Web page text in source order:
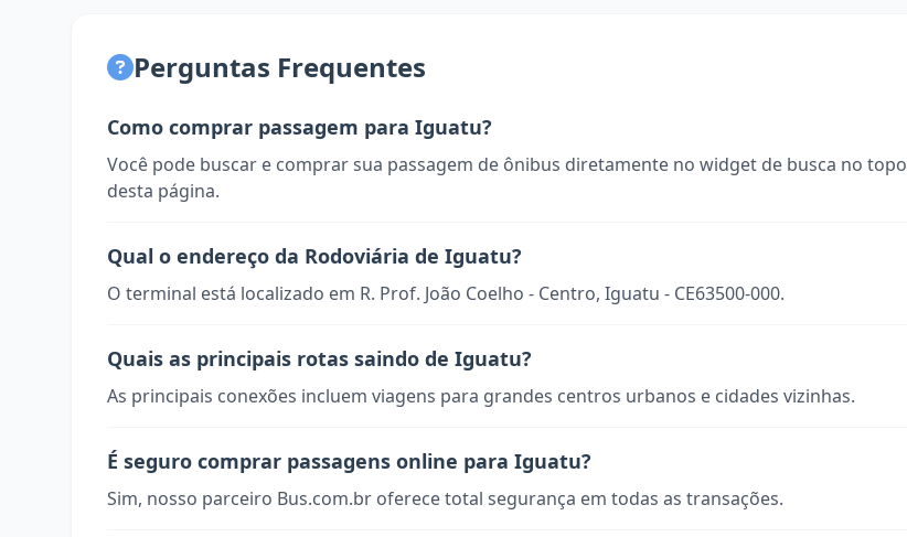
Perguntas Frequentes
Como comprar passagem para Iguatu?
Você pode buscar e comprar sua passagem de ônibus diretamente no widget de busca no topo
desta página.
Qual o endereço da Rodoviária de Iguatu?
O terminal está localizado em R. Prof. João Coelho - Centro, Iguatu - CE63500-000.
Quais as principais rotas saindo de Iguatu?
As principais conexões incluem viagens para grandes centros urbanos e cidades vizinhas.
É seguro comprar passagens online para Iguatu?
Sim, nosso parceiro Bus.com.br oferece total segurança em todas as transações.